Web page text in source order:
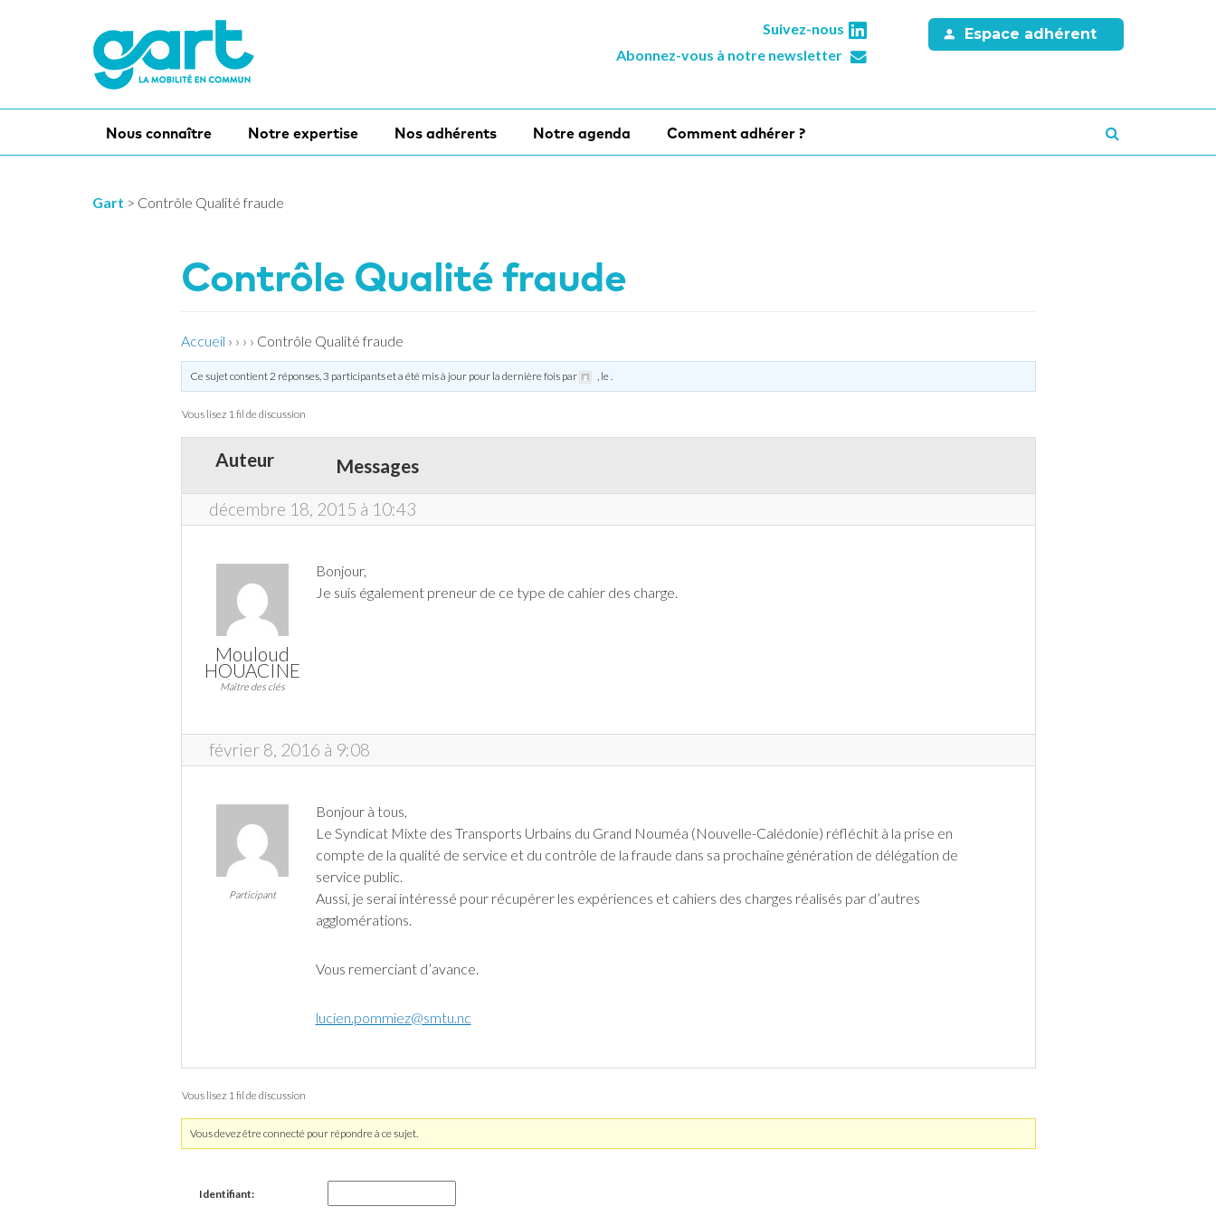
Suivez-nous
Abonnez-vous à notre newsletter
Espace adhérent
Nous connaître Notre expertise Nos adhérents Notre agenda Comment adhérer ?
Gart > Contrôle Qualité fraude
Contrôle Qualité fraude
Accueil › › › › Contrôle Qualité fraude
Ce sujet contient 2 réponses, 3 participants et a été mis à jour pour la dernière fois par , le.
Vous lisez 1 fil de discussion
Auteur Messages
décembre 18, 2015 à 10:43
Mouloud
HOUACINE
Maître des clés
Bonjour,
Je suis également preneur de ce type de cahier des charge.
février 8, 2016 à 9:08
Participant
Bonjour à tous,
Le Syndicat Mixte des Transports Urbains du Grand Nouméa (Nouvelle-Calédonie) réfléchit à la prise en
compte de la qualité de service et du contrôle de la fraude dans sa prochaine génération de délégation de
service public.
Aussi, je serai intéressé pour récupérer les expériences et cahiers des charges réalisés par d’autres
agglomérations.
Vous remerciant d’avance.
lucien.pommiez@smtu.nc
Vous lisez 1 fil de discussion
Vous devez être connecté pour répondre à ce sujet.
Identifiant: